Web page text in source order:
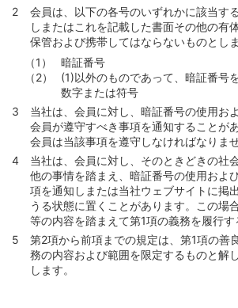
会員は、以下の各号のいずれかに該当す
しまたはこれを記載した書面その他の有
保管および携帯してはならないものとしま
暗証番号
(1)以外のものであって、暗証番号
数字または符号
当社は、会員に対し、暗証番号の使用お
会員が遵守すべき事項を通知することが
会員は当該事項を遵守しなければなりませ
当社は、会員に対し、そのときどきの社
他の事情を踏まえ、暗証番号の使用およ
項を通知しまたは当社ウェブサイトに掲
うる状態に置くことがあります。この場
等の内容を踏まえて第1項の義務を履行す
第2項から前項までの規定は、第1項の善
務の内容および範囲を限定するものと解
します。